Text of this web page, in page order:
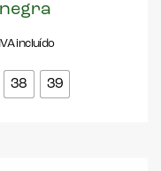
IVA incluído
38 39